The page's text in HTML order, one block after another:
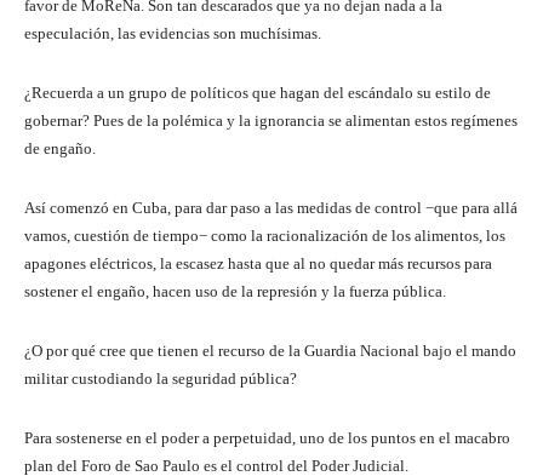
favor de MoReNa. Son tan descarados que ya no dejan nada a la
especulación, las evidencias son muchísimas.
¿Recuerda a un grupo de políticos que hagan del escándalo su estilo de
gobernar? Pues de la polémica y la ignorancia se alimentan estos regímenes
de engaño.
Así comenzó en Cuba, para dar paso a las medidas de control −que para allá
vamos, cuestión de tiempo− como la racionalización de los alimentos, los
apagones eléctricos, la escasez hasta que al no quedar más recursos para
sostener el engaño, hacen uso de la represión y la fuerza pública.
¿O por qué cree que tienen el recurso de la Guardia Nacional bajo el mando
militar custodiando la seguridad pública?
Para sostenerse en el poder a perpetuidad, uno de los puntos en el macabro
plan del Foro de Sao Paulo es el control del Poder Judicial.